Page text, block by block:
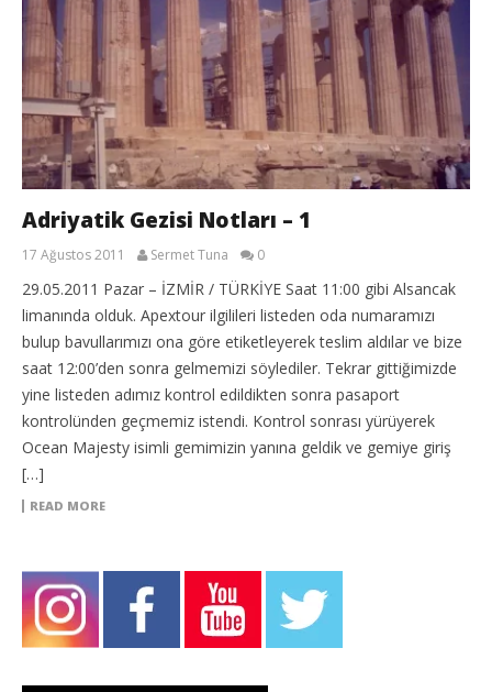
Adriyatik Gezisi Notları – 1
17 Ağustos 2011 Sermet Tuna 0
29.05.2011 Pazar – İZMİR / TÜRKİYE Saat 11:00 gibi Alsancak
limanında olduk. Apextour ilgilileri listeden oda numaramızı
bulup bavullarımızı ona göre etiketleyerek teslim aldılar ve bize
saat 12:00’den sonra gelmemizi söylediler. Tekrar gittiğimizde
yine listeden adımız kontrol edildikten sonra pasaport
kontrolünden geçmemiz istendi. Kontrol sonrası yürüyerek
Ocean Majesty isimli gemimizin yanına geldik ve gemiye giriş
[…]
READ MORE